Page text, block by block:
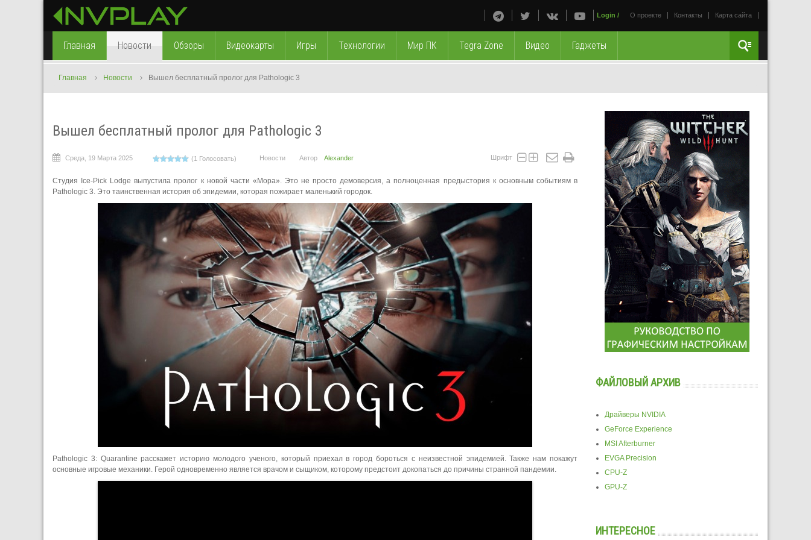
О проекте Контакты Карта сайта
Login /
Главная Новости Обзоры Видеокарты Игры Технологии Мир ПК Tegra Zone Видео Гаджеты
Главная Новости Вышел бесплатный пролог для Pathologic 3
Вышел бесплатный пролог для Pathologic 3
Среда, 19 Марта 2025 (1 Голосовать) Новости Автор Alexander Шрифт
Студия Ice-Pick Lodge выпустила пролог к новой части «Мора». Это не просто демоверсия, а полноценная предыстория к основным событиям в
Pathologic 3. Это таинственная история об эпидемии, которая пожирает маленький городок.
Pathologic 3: Quarantine расскажет историю молодого ученого, который приехал в город бороться с неизвестной эпидемией. Также нам покажут
основные игровые механики. Герой одновременно является врачом и сыщиком, которому предстоит докопаться до причины странной пандемии.
ФАЙЛОВЫЙ АРХИВ
Драйверы NVIDIA
GeForce Experience
MSI Afterburner
EVGA Precision
CPU-Z
GPU-Z
ИНТЕРЕСНОЕ